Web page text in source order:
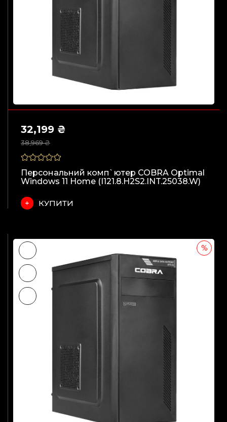
38,969 ₴
32,199 ₴
Персональний комп`ютер COBRA Optimal
Windows 11 Home (I121.8.H2S2.INT.25038.W)
КУПИТИ